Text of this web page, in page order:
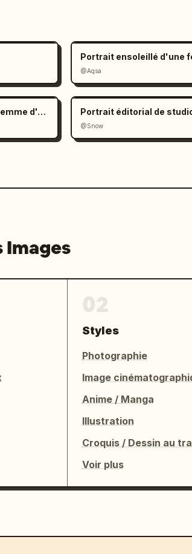
Portrait ensoleillé d'une
@Aqsa
Festival de montgolfières et portrait de femme d'Asie de l'Est Portrait éditorial de
@Snow
Images
Styles
Photographie
Anime / Manga
Illustration
Croquis / Dessin au
Voir plus